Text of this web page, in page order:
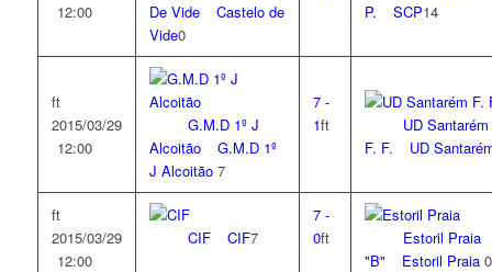
12:00
De Vide
Castelo de
Vide0
P.
SCP14
ft
2015/03/29
12:00
G.M.D 1º J
Alcoitão
G.M.D 1º
J Alcoitão 7
7-
1ft
UD Santarém
F. F.
UD
ft
2015/03/29
12:00
CIF CIF7
7-
0ft
Estoril Praia
"B"
Estoril Praia 0